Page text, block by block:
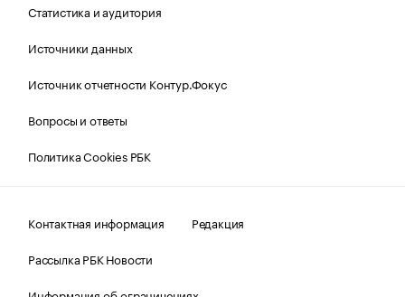
Статистика и аудитория
Источники данных
Источник отчетности Контур.Фокус
Вопросы и ответы
Политика Cookies РБК
Контактная информация
Редакция
Рассылка РБК Новости